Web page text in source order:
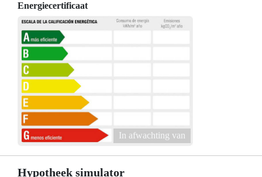
Energiecertificaat
In afwachting van
Hypotheek simulator